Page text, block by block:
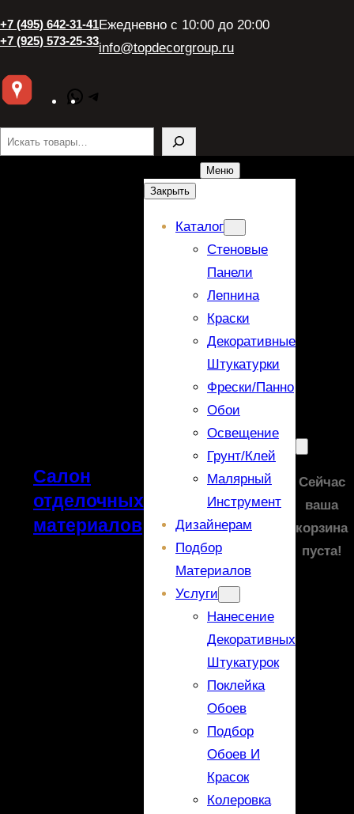
+7 (495) 642-31-41
+7 (925) 573-25-33
Ежедневно с 10:00 до 20:00
info@topdecorgroup.ru
WhatsApp
Поиск
Салон
отделочных
материалов
Меню
Закрыть
Каталог
Стеновые
Панели
Лепнина
Краски
Декоративные
Штукатурки
Фрески/панно
Обои
Освещение
Грунт/Клей
Малярный
Инструмент
Дизайнерам
Подбор
Материалов
Услуги
Нанесение
Декоративных
Штукатурок
Поклейка
Обоев
Подбор
Обоев И
Красок
Колеровка
Сейчас
ваша
корзина
пуста!